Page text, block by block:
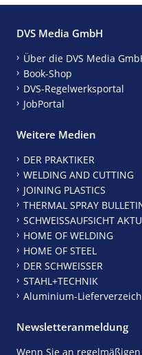
DVS Media GmbH
Über die DVS Media
Book-Shop
DVS-Regelwerksportal
JobPortal
Weitere Medien
DER PRAKTIKER
WELDING AND CUTTING
JOINING PLASTICS
THERMAL SPRAY
SCHWEISSAUFSICHT
HOME OF WELDING
HOME OF STEEL
DER SCHWEISSER
STAHL+TECHNIK
Aluminium-
Newsletteranmeldung
Wenn Sie an